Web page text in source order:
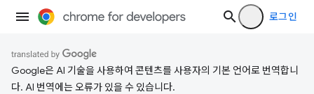
로그인
Google은 AI 기술을 사용하여 콘텐츠를 사용자의 기본 언어로 번역합니
다. AI 번역에는 오류가 있을 수 있습니다.